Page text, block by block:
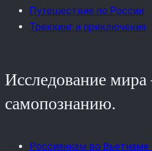
Путешествия по России
Треккинг и приключения
Исследование
самопознанию.
Россиянкам во